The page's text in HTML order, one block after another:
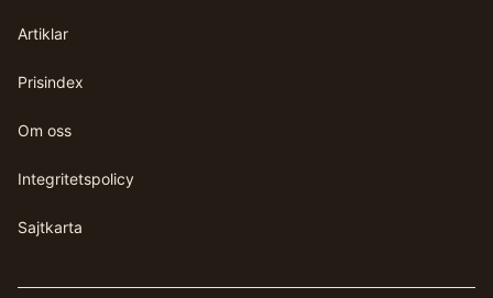
Artiklar
Prisindex
Om oss
Integritetspolicy
Sajtkarta